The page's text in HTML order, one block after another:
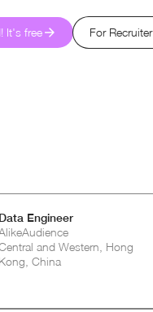
It's free For Recruiter
Data Engineer
and Western, Hong
Kong, China